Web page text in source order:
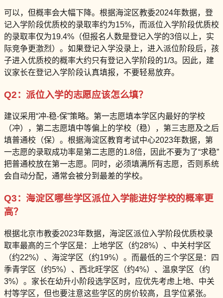
可以，但概率会大幅下降。根据海淀区教委2024年数据，登
记入学阶段优质校的录取率约为15%，而派位入学阶段优质校
的录取率仅为19.4%（但报名人数是登记入学的3倍以上，实
际竞争更激烈）。如果登记入学没录上，进入派位阶段后，孩
子进入优质校的概率大约只有登记入学阶段的1/3。因此，建
议家长在登记入学阶段认真填报，不要轻易放弃。
Q2：派位入学的志愿应该怎么填？
建议采用“冲-稳-保”策略。第一志愿填本学区内最好的学校
（冲），第二志愿填中等偏上的学校（稳），第三志愿及之后
填普通校（保）。根据海淀区教育考试中心2023年数据，第
一志愿的录取成功率是第二志愿的1.8倍，因此不要为了“求稳”
把普通校放在第一志愿。同时，必须填满所有志愿，否则系统
会自动分配，通常会被分到最差的学校。
Q3：海淀区哪些学区派位入学能进好学校的概率更
高？
根据北京市教委2023年数据，海淀区派位入学阶段优质校录
取率最高的三个学区是：上地学区（约28%）、中关村学区
（约22%）、海淀学区（约19%）。而最低的三个学区是：四
季青学区（约5%）、西北旺学区（约4%）、温泉学区（约
3%）。家长在幼升小阶段选学区时，应优先考虑上地、中关
村等学区，但也要注意这些学区的房价较高，且学位紧张。